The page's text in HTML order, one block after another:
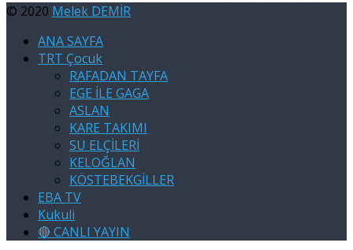
© 2020 Melek DEMİR
ANA SAYFA
TRT Çocuk
RAFADAN TAYFA
EGE İLE GAGA
ASLAN
KARE TAKIMI
SU ELÇİLERİ
KELOĞLAN
KÖSTEBEKGİLLER
EBA TV
Kukuli
🔴 CANLI YAYIN